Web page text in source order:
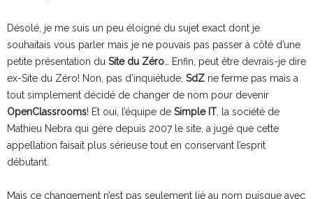
Désolé, je me suis un peu éloigné du sujet exact dont je
souhaitais vous parler mais je ne pouvais pas passer à côté d’une
petite présentation du Site du Zéro … Enfin, peut être devrais-je dire
ex-Site du Zéro! Non, pas d’inquiétude, SdZ ne ferme pas mais a
tout simplement décidé de changer de nom pour devenir
OpenClassrooms! Et oui, l’équipe de Simple IT , la société de
Mathieu Nebra qui gère depuis 2007 le site, a jugé que cette
appellation faisait plus sérieuse tout en conservant l’esprit
débutant.
Mais ce changement n’est pas seulement lié au nom puisque avec